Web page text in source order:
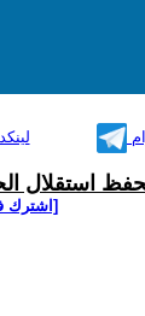
استقلال
[اشترك